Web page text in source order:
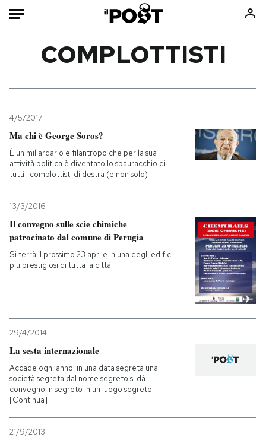
Mondo
Politica
Tecnologia
Internet
Cultura
Economia
Sport
Consumismi
Storie/Idee
Ok Boomer!
Mondiali calcio 2026
NEWSLETTER
I MIEI PREFERITI
SHOP
COMPLOTTISTI
4/5/2017
Ma chi è George Soros?
È un miliardario e filantropo che per la sua
attività politica è diventato lo spauracchio di
tutti i complottisti di destra (e non solo)
13/3/2016
Il convegno sulle scie chimiche
patrocinato dal comune di Perugia
Si terrà il prossimo 23 aprile in una degli edifici
più prestigiosi di tutta la città
29/4/2014
La sesta internazionale
Accade ogni anno: in una data segreta una
società segreta dal nome segreto si dà
convegno in segreto in un luogo segreto.
[Continua]
21/9/2013